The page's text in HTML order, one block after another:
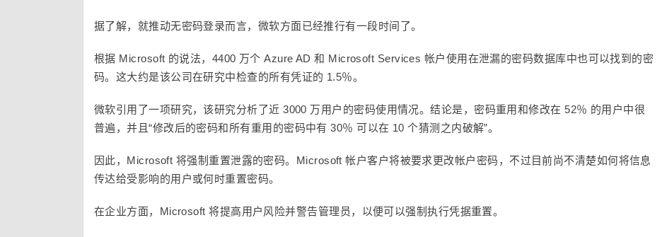
据了解，就推动无密码登录而言，微软方面已经推行有一段时间了。
根据 Microsoft 的说法，4400 万个 Azure AD 和 Microsoft Services 帐户使用在泄漏的密码数据库中也可以找到的密
码。这大约是该公司在研究中检查的所有凭证的 1.5％。
微软引用了一项研究，该研究分析了近 3000 万用户的密码使用情况。结论是，密码重用和修改在 52％ 的用户中很
普遍，并且“修改后的密码和所有重用的密码中有 30％ 可以在 10 个猜测之内破解”。
因此，Microsoft 将强制重置泄露的密码。Microsoft 帐户客户将被要求更改帐户密码，不过目前尚不清楚如何将信息
传达给受影响的用户或何时重置密码。
在企业方面，Microsoft 将提高用户风险并警告管理员，以便可以强制执行凭据重置。